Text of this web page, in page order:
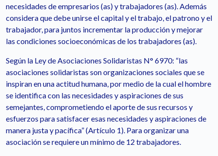
necesidades de empresarios (as) y trabajadores (as). Además
considera que debe unirse el capital y el trabajo, el patrono y el
trabajador, para juntos incrementar la producción y mejorar
las condiciones socioeconómicas de los trabajadores (as).
Según la Ley de Asociaciones Solidaristas N° 6970: “las
asociaciones solidaristas son organizaciones sociales que se
inspiran en una actitud humana, por medio de la cual el hombre
se identifica con las necesidades y aspiraciones de sus
semejantes, comprometiendo el aporte de sus recursos y
esfuerzos para satisfacer esas necesidades y aspiraciones de
manera justa y pacífica” (Artículo 1). Para organizar una
asociación se requiere un mínimo de 12 trabajadores.